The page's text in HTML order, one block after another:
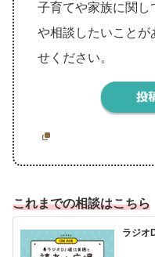
子育てや家族に関し
や相談したいことが
せください。
これまでの相談はこちら
ラジオ